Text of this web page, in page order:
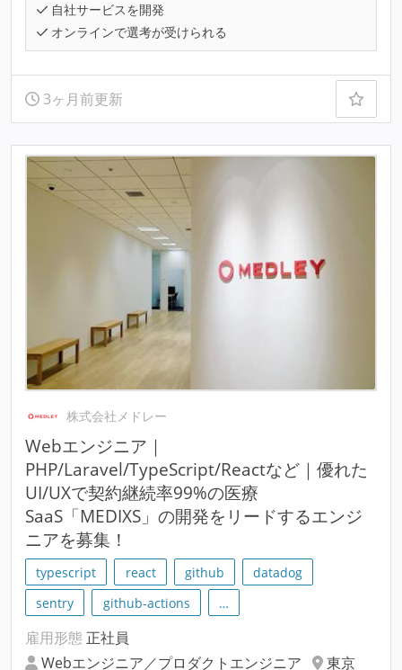
自社サービスを開発
オンラインで選考が受けられる
3ヶ月前更新
株式会社メドレー
Webエンジニア｜
PHP/Laravel/TypeScript/Reactなど｜優れた
UI/UXで契約継続率99%の医療
SaaS「MEDIXS」の開発をリードするエンジ
ニアを募集！
typescript react github
datadog
sentry
github-actions …
雇用形態 正社員
Webエンジニア／プロダクトエンジニア
東京